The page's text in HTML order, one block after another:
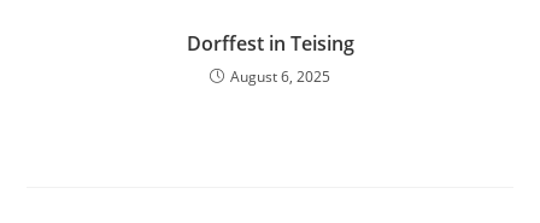
Dorffest in Teising
August 6, 2025